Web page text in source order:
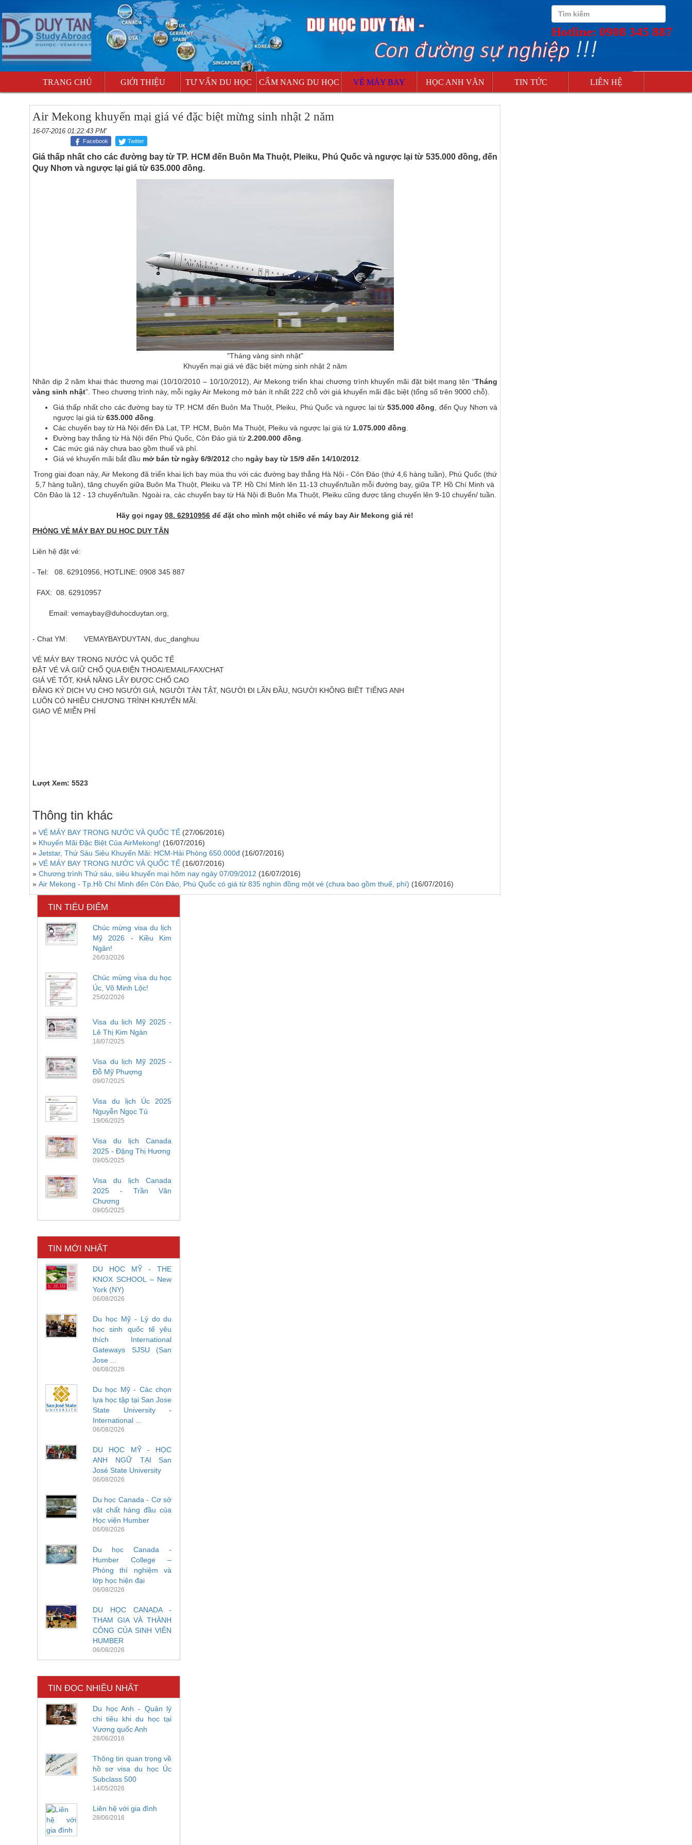
Hotline: 0908 345 887
TRANG CHỦ GIỚI THIỆU TƯ VẤN DU HỌC CẨM NANG DU HỌC VÉ MÁY BAY HỌC ANH VĂN TIN TỨC LIÊN HỆ
Air Mekong khuyến mại giá vé đặc biệt mừng sinh nhật 2 năm
16-07-2016 01:22:43 PM'
Facebook Twitter
Giá thấp nhất cho các đường bay từ TP. HCM đến Buôn Ma Thuột, Pleiku, Phú Quốc và ngược lại từ 535.000 đồng, đến
Quy Nhơn và ngược lại giá từ 635.000 đồng.
"Tháng vàng sinh nhật"
Khuyến mại giá vé đặc biệt mừng sinh nhật 2 năm
Nhân dịp 2 năm khai thác thương mại (10/10/2010 – 10/10/2012), Air Mekong triển khai chương trình khuyến mãi đặt biệt mang tên “Tháng
vàng sinh nhật”. Theo chương trình này, mỗi ngày Air Mekong mở bán ít nhất 222 chỗ với giá khuyến mãi đặc biệt (tổng số trên 9000 chỗ).
Giá thấp nhất cho các đường bay từ TP. HCM đến Buôn Ma Thuột, Pleiku, Phú Quốc và ngược lại từ 535.000 đồng , đến Quy Nhơn và
ngược lại giá từ 635.000 đồng
Các chuyến bay từ Hà Nội đến Đà Lạt, TP. HCM, Buôn Ma Thuột, Pleiku và ngược lại giá từ 1.075.000 đồng
Đường bay thẳng từ Hà Nội đến Phú Quốc, Côn Đảo giá từ 2.200.000 đồng
Các mức giá này chưa bao gồm thuế và phí.
Giá vé khuyến mãi bắt đầu mở bán từ ngày 6/9/2012 cho ngày bay từ 15/9 đến 14/10/2012
Trong giai đoạn này, Air Mekong đã triển khai lịch bay mùa thu với các đường bay thẳng Hà Nội - Côn Đảo (thứ 4,6 hàng tuần), Phú Quốc (thứ
5,7 hàng tuần), tăng chuyến giữa Buôn Ma Thuột, Pleiku và TP. Hồ Chí Minh lên 11-13 chuyến/tuần mỗi đường bay, giữa TP. Hồ Chí Minh và
Côn Đảo là 12 - 13 chuyến/tuần. Ngoài ra, các chuyến bay từ Hà Nội đi Buôn Ma Thuột, Pleiku cũng được tăng chuyến lên 9-10 chuyến/ tuần.
Hãy gọi ngay 08. 62910956 để đặt cho mình một chiếc vé máy bay Air Mekong giá rẻ!
PHÒNG VÉ MÁY BAY DU HỌC DUY TÂN
Liên hệ đặt vé:
- Tel: 08. 62910956, HOTLINE: 0908 345 887
FAX: 08. 62910957
Email: vemaybay@duhocduytan.org,
- Chat YM: VEMAYBAYDUYTAN, duc_danghuu
VÉ MÁY BAY TRONG NƯỚC VÀ QUỐC TẾ
ÐẶT VÉ VÀ GIỮ CHỔ QUA ÐIỆN THOẠI/EMAIL/FAX/CHAT
GIÁ VÉ TỐT, KHẢ NĂNG LẤY ÐƯỢC CHỔ CAO
ÐĂNG KÝ DỊCH VỤ CHO NGƯỜI GIÀ, NGƯỜI TÀN TẬT, NGƯỜI ÐI LẦN ÐẦU, NGƯỜI KHÔNG BIẾT TIẾNG ANH
LUÔN CÓ NHIỀU CHƯƠNG TRÌNH KHUYẾN MÃI.
GIAO VÉ MIỄN PHÍ
Lượt Xem: 5523
Thông tin khác
» VÉ MÁY BAY TRONG NƯỚC VÀ QUỐC TẾ (27/06/2016)
» Khuyến Mãi Đặc Biệt Của AirMekong! (16/07/2016)
» Jetstar, Thứ Sáu Siêu Khuyến Mãi: HCM-Hải Phòng 650.000đ (16/07/2016)
» VÉ MÁY BAY TRONG NƯỚC VÀ QUỐC TẾ (16/07/2016)
» Chương trình Thứ sáu, siêu khuyến mại hôm nay ngày 07/09/2012 (16/07/2016)
» Air Mekong - Tp.Hồ Chí Minh đến Côn Đảo, Phú Quốc có giá từ 835 nghìn đồng một vé (chưa bao gồm thuế, phí) (16/07/2016)
TIN TIÊU ĐIỂM
Chúc mừng visa du lịch
Mỹ 2026 - Kiều Kim
Ngân!
26/03/2026
Chúc mừng visa du học
Úc, Võ Minh Lộc!
25/02/2026
Visa du lịch Mỹ 2025 -
Lê Thị Kim Ngàn
18/07/2025
Visa du lịch Mỹ 2025 -
Đỗ Mỹ Phượng
09/07/2025
Visa du lịch Úc 2025
Nguyễn Ngọc Tú
19/06/2025
Visa du lịch Canada
2025 - Đặng Thị Hương
09/05/2025
Visa du lịch Canada
2025 - Trần Văn
Chương
09/05/2025
TIN MỚI NHẤT
DU HỌC MỸ - THE
KNOX SCHOOL – New
York (NY)
06/08/2026
Du học Mỹ - Lý do du
học sinh quốc tế yêu
thích International
Gateways SJSU (San
Jose ...
06/08/2026
Du học Mỹ - Các chọn
lựa học tập tại San Jose
State University -
International ...
06/08/2026
DU HỌC MỸ - HỌC
ANH NGỮ TẠI San
José State University
06/08/2026
Du học Canada - Cơ sở
vật chất hàng đầu của
Học viện Humber
06/08/2026
Du học Canada -
Humber College –
Phòng thí nghiệm và
lớp học hiện đại
06/08/2026
DU HỌC CANADA -
THAM GIA VÀ THÀNH
CÔNG CỦA SINH VIÊN
HUMBER
06/08/2026
TIN ĐỌC NHIỀU NHẤT
Du học Anh - Quản lý
chi tiêu khi du học tại
Vương quốc Anh
28/06/2016
Thông tin quan trọng về
hồ sơ visa du học Úc
Subclass 500
14/05/2026
Liên hệ với gia đình
28/06/2016